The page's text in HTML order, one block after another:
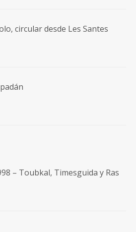
circular desde Les Santes
– Toubkal, Timesguida y Ras